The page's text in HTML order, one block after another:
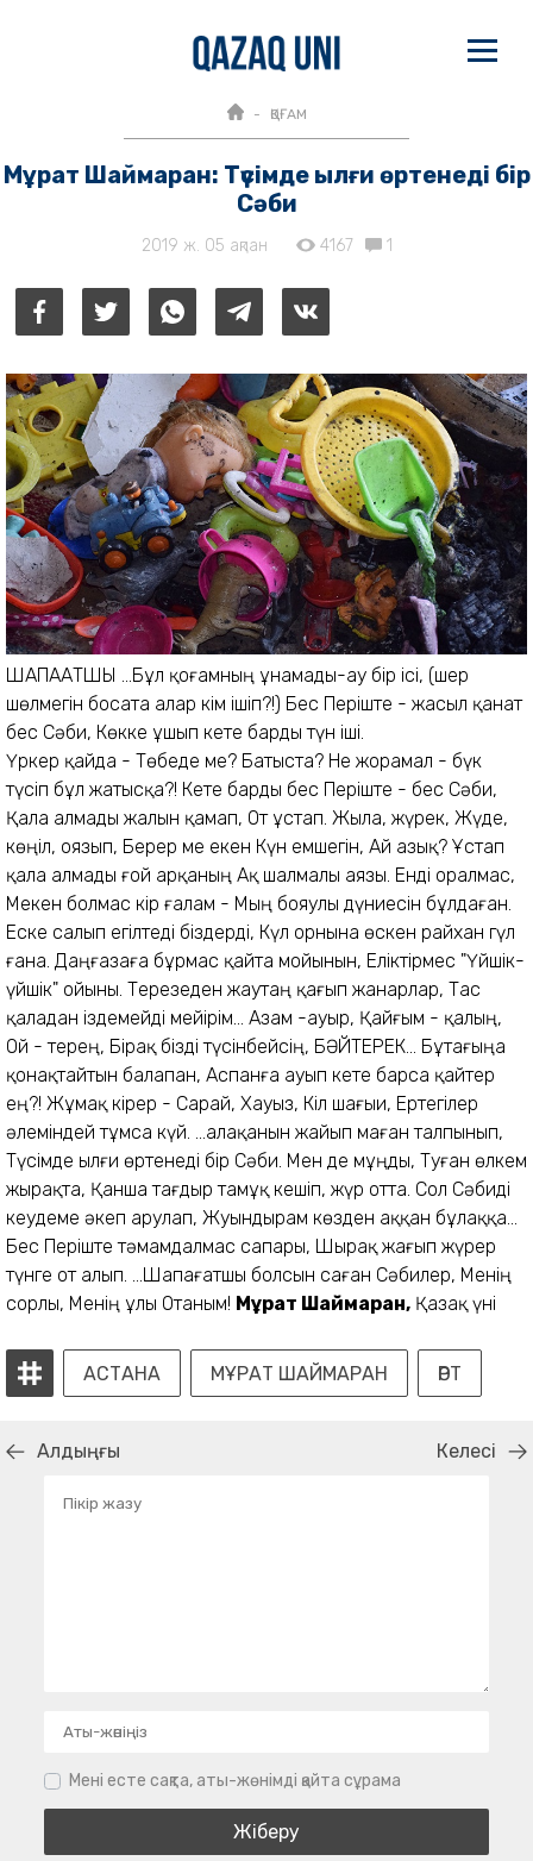
ҚОҒАМ
Мұрат Шаймаран: Түсімде ылғи өртенеді бір
Сәби
2019 ж. 05 ақпан 4167 1
ШАПАҒАТШЫ ...Бұл қоғамның ұнамады-ау бір ісі, (шер
шөлмегін босата алар кім ішіп?!) Бес Періште - жасыл қанат
бес Сәби, Көкке ұшып кете барды түн іші.
Үркер қайда - Төбеде ме? Батыста? Не жорамал - бүк
түсіп бұл жатысқа?! Кете барды бес Періште - бес Сәби,
Қала алмады жалын қамап, От ұстап. Жыла, жүрек, Жүде,
көңіл, оязып, Берер ме екен Күн емшегін, Ай азық? Ұстап
қала алмады ғой арқаның Ақ шалмалы аязы. Енді оралмас,
Мекен болмас кір ғалам - Мың бояулы дүниесін бұлдаған.
Еске салып егілтеді біздерді, Күл орнына өскен райxан гүл
ғана. Даңғазаға бұрмас қайта мойынын, Еліктірмес "Үйшік-
үйшік" ойыны. Терезеден жаутаң қағып жанарлар, Тас
қаладан іздемейді мейірім... Азам -ауыр, Қайғым - қалың,
Ой - терең, Бірақ бізді түсінбейсің, БӘЙТЕРЕК... Бұтағыңа
қонақтайтын балапан, Аспанға ауып кете барса қайтер
ең?! Жұмақ кірер - Сарай, Хауыз, Кіл шағыи, Ертегілер
әлеміндей тұмса күй. ...алақанын жайып маған талпынып,
Түсімде ылғи өртенеді бір Сәби. Мен де мұңды, Туған өлкем
жырақта, Қанша тағдыр тамұқ кешіп, жүр отта. Сол Сәбиді
кеудеме әкеп арулап, Жуындырам көзден аққан бұлаққа...
Бес Періште тәмамдалмас сапары, Шырақ жағып жүрер
түнге от алып. ...Шапағатшы болсын саған Сәбилер, Менің
сорлы, Менің ұлы Отаным! Мұрат Шаймаран, Қазақ үні
АСТАНА МҰРАТ ШАЙМАРАН ӨРТ
Алдыңғы Келесі
Мені есте сақта, аты-жөнімді қайта сұрама